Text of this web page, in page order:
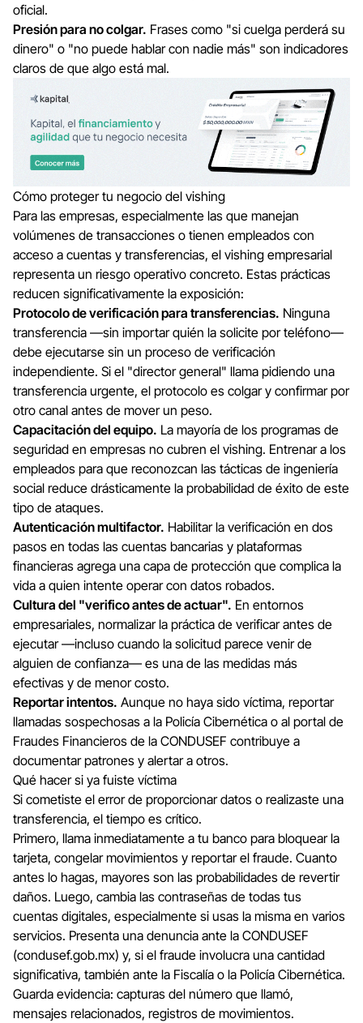
oficial.
Presión para no colgar. Frases como "si cuelga perderá su
dinero" o "no puede hablar con nadie más" son indicadores
claros de que algo está mal.
Cómo proteger tu negocio del vishing
Para las empresas, especialmente las que manejan
volúmenes de transacciones o tienen empleados con
acceso a cuentas y transferencias, el vishing empresarial
representa un riesgo operativo concreto. Estas prácticas
reducen significativamente la exposición:
Protocolo de verificación para transferencias. Ninguna
transferencia —sin importar quién la solicite por teléfono—
debe ejecutarse sin un proceso de verificación
independiente. Si el "director general" llama pidiendo una
transferencia urgente, el protocolo es colgar y confirmar por
otro canal antes de mover un peso.
Capacitación del equipo. La mayoría de los programas de
seguridad en empresas no cubren el vishing. Entrenar a los
empleados para que reconozcan las tácticas de ingeniería
social reduce drásticamente la probabilidad de éxito de este
tipo de ataques.
Autenticación multifactor. Habilitar la verificación en dos
pasos en todas las cuentas bancarias y plataformas
financieras agrega una capa de protección que complica la
vida a quien intente operar con datos robados.
Cultura del "verifico antes de actuar". En entornos
empresariales, normalizar la práctica de verificar antes de
ejecutar —incluso cuando la solicitud parece venir de
alguien de confianza— es una de las medidas más
efectivas y de menor costo.
Reportar intentos. Aunque no haya sido víctima, reportar
llamadas sospechosas a la Policía Cibernética o al portal de
Fraudes Financieros de la CONDUSEF contribuye a
documentar patrones y alertar a otros.
Qué hacer si ya fuiste víctima
Si cometiste el error de proporcionar datos o realizaste una
transferencia, el tiempo es crítico.
Primero, llama inmediatamente a tu banco para bloquear la
tarjeta, congelar movimientos y reportar el fraude. Cuanto
antes lo hagas, mayores son las probabilidades de revertir
daños. Luego, cambia las contraseñas de todas tus
cuentas digitales, especialmente si usas la misma en varios
servicios. Presenta una denuncia ante la CONDUSEF
(condusef.gob.mx) y, si el fraude involucra una cantidad
significativa, también ante la Fiscalía o la Policía Cibernética.
Guarda evidencia: capturas del número que llamó,
mensajes relacionados, registros de movimientos.